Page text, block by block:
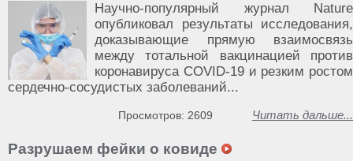
Научно-популярный журнал Nature
опубликовал результаты исследования,
доказывающие прямую взаимосвязь
между тотальной вакцинацией против
коронавируса COVID-19 и резким ростом
сердечно-сосудистых заболеваний...
Читать дальше...
Просмотров: 2609
Разрушаем фейки о ковиде